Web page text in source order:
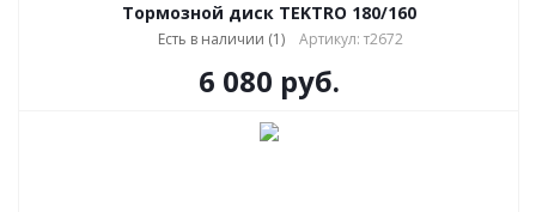
Тормозной диск TEKTRO 180/160
Есть в наличии (1) Артикул: т2672
6 080 руб.